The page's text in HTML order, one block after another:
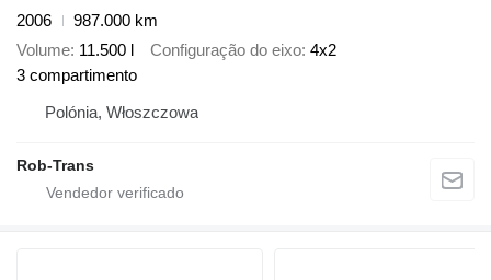
2006
987.000 km
Volume 11.500 l Configuração do eixo 4x2
3 compartimento
Polónia, Włoszczowa
Rob-Trans